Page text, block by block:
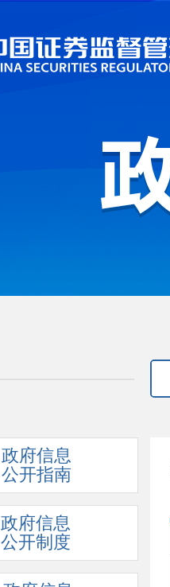
政府信息
公开指南
政府信息
公开制度